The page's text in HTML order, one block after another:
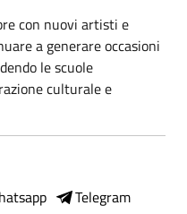
con nuovi artisti e
a generare occasioni
le scuole
culturale e
Telegram